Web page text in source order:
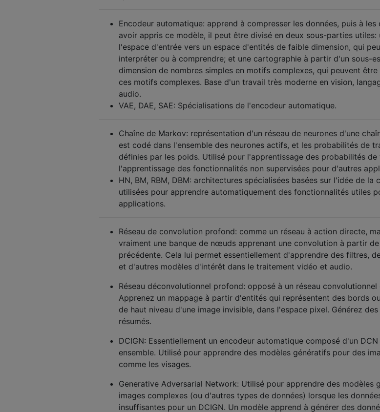
Encodeur automatique: apprend à compresser les données, puis à les
avoir appris ce modèle, il peut être divisé en deux sous-parties utiles:
l'espace d'entrée vers un espace d'entités de faible dimension, qui
interpréter ou à comprendre; et une cartographie à partir d'un sous-
dimension de nombres simples en motifs complexes, qui peuvent
ces motifs complexes. Base d'un travail très moderne en vision,
audio.
VAE, DAE, SAE: Spécialisations de l'encodeur automatique.
Chaîne de Markov: représentation d'un réseau de neurones d'une
est codé dans l'ensemble des neurones actifs, et les probabilités de
définies par les poids. Utilisé pour l'apprentissage des probabilités
l'apprentissage des fonctionnalités non supervisées pour d'autres
HN, BM, RBM, DBM: architectures spécialisées basées sur l'idée de la
utilisées pour apprendre automatiquement des fonctionnalités utiles
applications.
Réseau de convolution profond: comme un réseau à action directe,
vraiment une banque de nœuds apprenant une convolution à partir
précédente. Cela lui permet essentiellement d'apprendre des filtres,
et d'autres modèles d'intérêt dans le traitement vidéo et audio.
Réseau déconvolutionnel profond: opposé à un réseau convolutionnel
Apprenez un mappage à partir d'entités qui représentent des bords
de haut niveau d'une image invisible, dans l'espace pixel. Générez
résumés.
DCIGN: Essentiellement un encodeur automatique composé d'un
ensemble. Utilisé pour apprendre des modèles génératifs pour des
comme les visages.
Generative Adversarial Network: Utilisé pour apprendre des modèles
images complexes (ou d'autres types de données) lorsque les
insuffisantes pour un DCIGN. Un modèle apprend à générer des